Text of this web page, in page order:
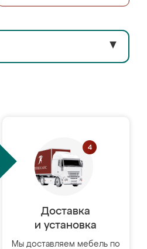
▼
Доставка
и установка
Мы доставляем мебель по